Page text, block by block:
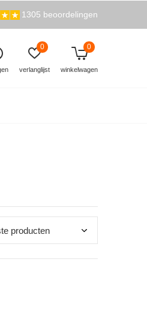
verlanglijst
0
winkelwagen
0
1305 beoordelingen